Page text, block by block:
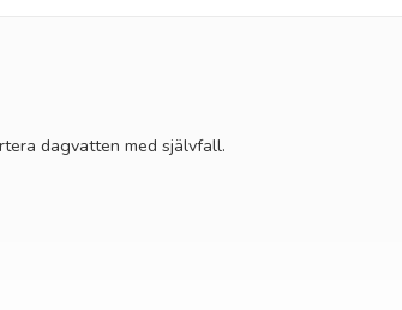
dagvatten med självfall.